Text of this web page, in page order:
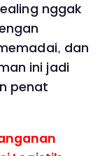
nggak
dan
ini jadi
penat